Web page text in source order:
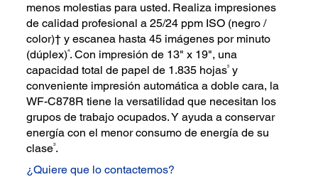
menos molestias para usted. Realiza impresiones
de calidad profesional a 25/24 ppm ISO (negro /
color)† y escanea hasta 45 imágenes por minuto
(dúplex)4. Con impresión de 13" x 19", una
capacidad total de papel de 1.835 hojas5 y
conveniente impresión automática a doble cara, la
WF-C878R tiene la versatilidad que necesitan los
grupos de trabajo ocupados. Y ayuda a conservar
energía con el menor consumo de energía de su
clase3.
¿Quiere que lo contactemos?